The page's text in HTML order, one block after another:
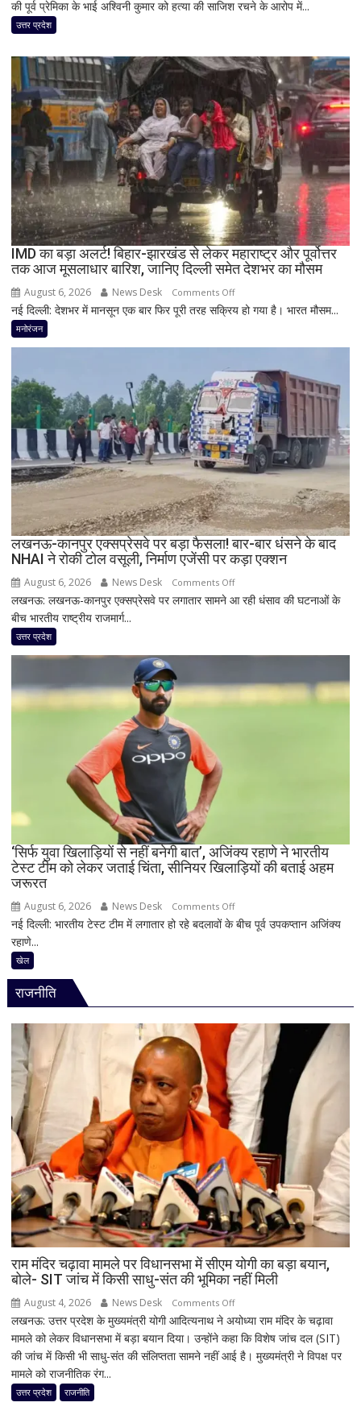
में
पूर्व
प्रेमिका
का
भाई
गिरफ्तार,
इंस्टाग्राम
पर
‘मार
स्टेटस
के
बाद
पुलिस
का
एक्शन
की पूर्व प्रेमिका के भाई अश्विनी कुमार को हत्या की साजिश रचने के आरोप में...
उत्तर प्रदेश
IMD का बड़ा अलर्ट! बिहार-झारखंड से लेकर महाराष्ट्र और पूर्वोत्तर
तक आज मूसलाधार बारिश, जानिए दिल्ली समेत देशभर का मौसम
August 6, 2026 News Desk Comments Offon
IMD
बिहार-
झारखंड
से
लेकर
महाराष्ट्र
और
पूर्वोत्तर
तक
आज
मूसलाधार
बारिश,
दिल्ली
नई दिल्ली: देशभर में मानसून एक बार फिर पूरी तरह सक्रिय हो गया है। भारत मौसम...
मनोरंजन
लखनऊ-कानपुर एक्सप्रेसवे पर बड़ा फैसला! बार-बार धंसने के बाद
NHAI ने रोकी टोल वसूली, निर्माण एजेंसी पर कड़ा एक्शन
August 6, 2026 News Desk Comments Offon
लखनऊ-
पर
फैसला!
बार-
टोल
वसूली,
एजेंसी
पर
लखनऊ: लखनऊ-कानपुर एक्सप्रेसवे पर लगातार सामने आ रही धंसाव की घटनाओं के
बीच भारतीय राष्ट्रीय राजमार्ग...
उत्तर प्रदेश
‘सिर्फ युवा खिलाड़ियों से नहीं बनेगी बात’, अजिंक्य रहाणे ने भारतीय
टेस्ट टीम को लेकर जताई चिंता, सीनियर खिलाड़ियों की बताई अहम
जरूरत
August 6, 2026 News Desk Comments Offon
‘सिर्फ
बात’,
अजिंक्य
रहाणे
ने
भारतीय
टेस्ट
टीम
को
लेकर
जताई
चिंता,
सीनियर
खिलाड़ियों
की
बताई
जरूरत
नई दिल्ली: भारतीय टेस्ट टीम में लगातार हो रहे बदलावों के बीच पूर्व उपकप्तान अजिंक्य
रहाणे...
खेल
राजनीति
राम मंदिर चढ़ावा मामले पर विधानसभा में सीएम योगी का बड़ा बयान,
बोले- SIT जांच में किसी साधु-संत की भूमिका नहीं मिली
August 4, 2026 News Desk Comments Offon
राम
मंदिर
चढ़ावा
लखनऊ: उत्तर प्रदेश के मुख्यमंत्री योगी आदित्यनाथ ने अयोध्या राम मंदिर के चढ़ावा
मामले को लेकर विधानसभा में बड़ा बयान दिया। उन्होंने कहा कि विशेष जांच दल (SIT)
की जांच में किसी भी साधु-संत की संलिप्तता सामने नहीं आई है। मुख्यमंत्री ने विपक्ष पर
मामले को राजनीतिक रंग...
उत्तर प्रदेश राजनीति